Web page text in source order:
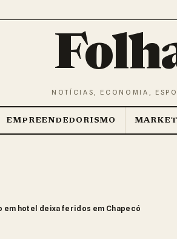
NOTÍCIAS, ECONOMIA,
EMPREENDEDORISMO
em hotel deixa feridos em Chapecó